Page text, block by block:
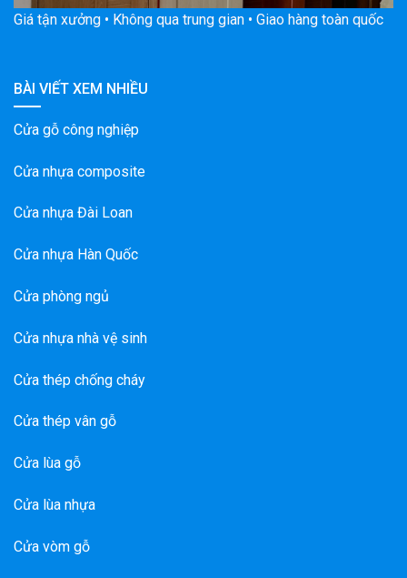
Giá tận xưởng • Không qua trung gian • Giao hàng toàn quốc
BÀI VIẾT XEM NHIỀU
Cửa gỗ công nghiệp
Cửa nhựa composite
Cửa nhựa Đài Loan
Cửa nhựa Hàn Quốc
Cửa phòng ngủ
Cửa nhựa nhà vệ sinh
Cửa thép chống cháy
Cửa thép vân gỗ
Cửa lùa gỗ
Cửa lùa nhựa
Cửa vòm gỗ